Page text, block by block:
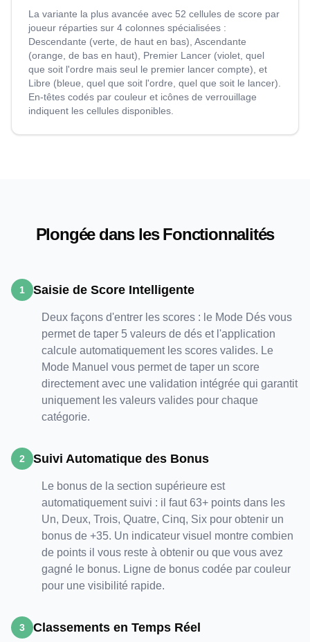
La variante la plus avancée avec 52 cellules de score par
joueur réparties sur 4 colonnes spécialisées :
Descendante (verte, de haut en bas), Ascendante
(orange, de bas en haut), Premier Lancer (violet, quel
que soit l'ordre mais seul le premier lancer compte), et
Libre (bleue, quel que soit l'ordre, quel que soit le lancer).
En-têtes codés par couleur et icônes de verrouillage
indiquent les cellules disponibles.
Plongée dans les Fonctionnalités
1 Saisie de Score Intelligente
Deux façons d'entrer les scores : le Mode Dés vous
permet de taper 5 valeurs de dés et l'application
calcule automatiquement les scores valides. Le
Mode Manuel vous permet de taper un score
directement avec une validation intégrée qui garantit
uniquement les valeurs valides pour chaque
catégorie.
2 Suivi Automatique des Bonus
Le bonus de la section supérieure est
automatiquement suivi : il faut 63+ points dans les
Un, Deux, Trois, Quatre, Cinq, Six pour obtenir un
bonus de +35. Un indicateur visuel montre combien
de points il vous reste à obtenir ou que vous avez
gagné le bonus. Ligne de bonus codée par couleur
pour une visibilité rapide.
3 Classements en Temps Réel